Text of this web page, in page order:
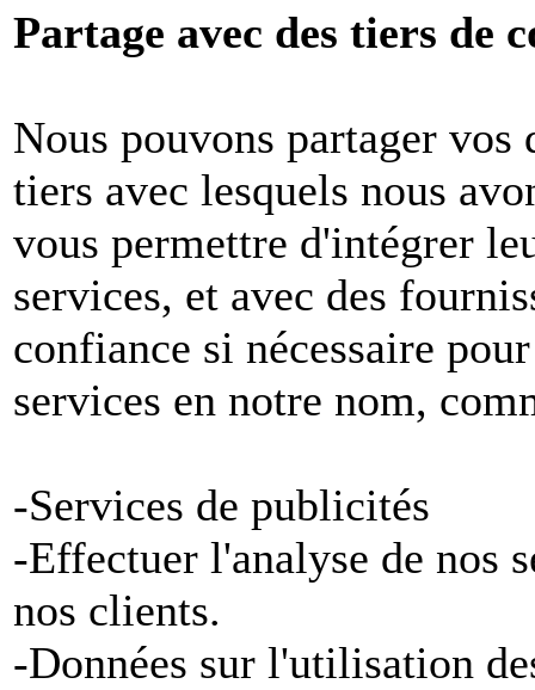
Partage avec des tiers de
Nous pouvons partager vos
tiers avec lesquels nous
vous permettre d'intégrer
services, et avec des
confiance si nécessaire
services en notre nom,
-Services de publicités
-Effectuer l'analyse de nos
nos clients.
-Données sur l'utilisation